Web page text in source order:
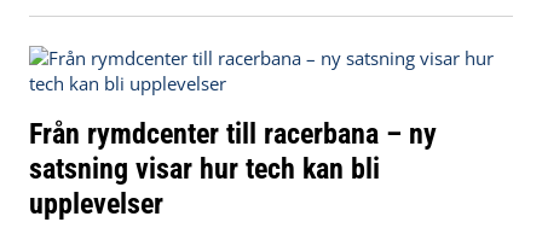
Från rymdcenter till racerbana – ny
satsning visar hur tech kan bli
upplevelser